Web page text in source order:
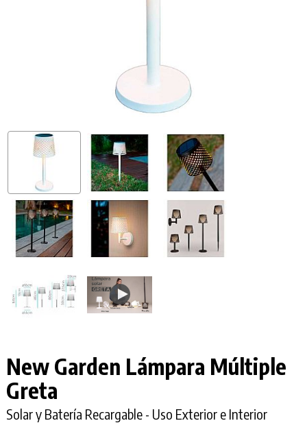
New Garden Lámpara Múltiple
Greta
Solar y Batería Recargable - Uso Exterior e Interior